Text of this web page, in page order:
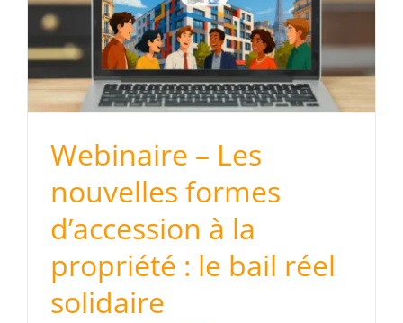
Webinaire – Les
nouvelles formes
d’accession à la
propriété : le bail réel
solidaire